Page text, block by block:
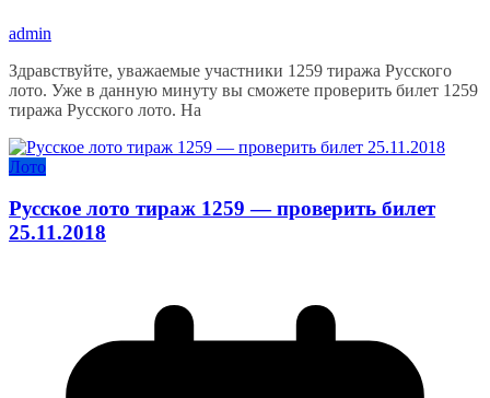
admin
Здравствуйте, уважаемые участники 1259 тиража Русского
лото. Уже в данную минуту вы сможете проверить билет 1259
тиража Русского лото. На
Лото
Русское лото тираж 1259 — проверить билет
25.11.2018